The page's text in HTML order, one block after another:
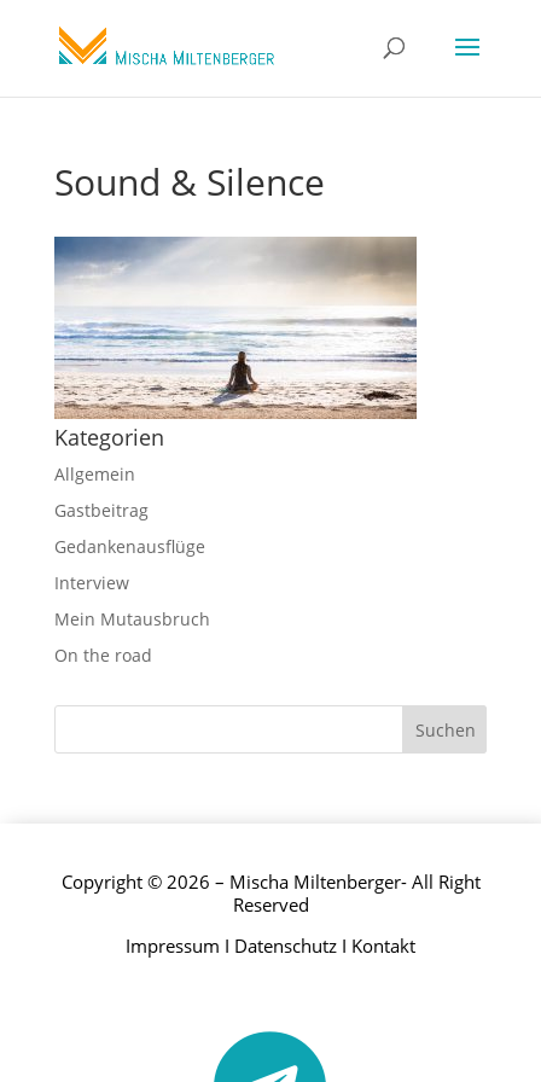
Sound & Silence
Kategorien
Allgemein
Gastbeitrag
Gedankenausflüge
Interview
Mein Mutausbruch
On the road
Copyright © 2026 – Mischa Miltenberger- All Right
Reserved
Impressum I Datenschutz I Kontakt